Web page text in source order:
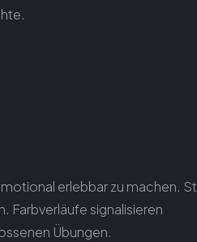
erlebbar zu machen.
Farbverläufe signalisieren
Übungen.